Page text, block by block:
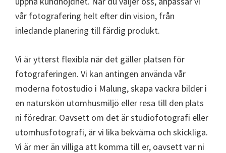
vår fotografering helt efter din vision, från
inledande planering till färdig produkt.
Vi är ytterst flexibla när det gäller platsen för
fotograferingen. Vi kan antingen använda vår
moderna fotostudio i Malung, skapa vackra bilder i
en naturskön utomhusmiljö eller resa till den plats
ni föredrar. Oavsett om det är studiofotografi eller
utomhusfotografi, är vi lika bekväma och skickliga.
Vi är mer än villiga att komma till er, oavsett var ni